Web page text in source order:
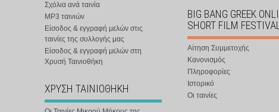
Σχόλια ανά ταινία
MP3 ταινιών
Είσοδος & εγγραφή μελών στις
ταινίες της συλλογής μας
Είσοδος & εγγραφή μελών στη
Χρυσή Ταινιοθήκη
ΧΡΥΣΗ ΤΑΙΝΙΟΘΗΚΗ
BIG BANG GREEK
SHORT FILM FESTIVAL
Αίτηση Συμμετοχής
Κανονισμός
Πληροφορίες
Ιστορικό
Οι ταινίες